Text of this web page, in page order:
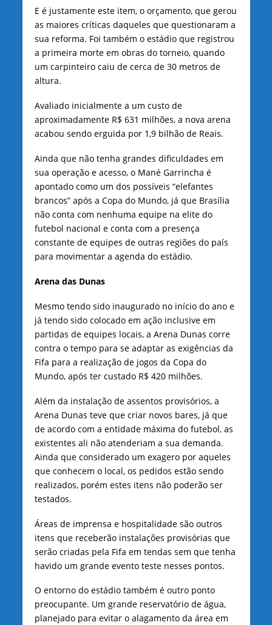
E é justamente este item, o orçamento, que gerou
as maiores críticas daqueles que questionaram a
sua reforma. Foi também o estádio que registrou
a primeira morte em obras do torneio, quando
um carpinteiro caiu de cerca de 30 metros de
altura.
Avaliado inicialmente a um custo de
aproximadamente R$ 631 milhões, a nova arena
acabou sendo erguida por 1,9 bilhão de Reais.
Ainda que não tenha grandes dificuldades em
sua operação e acesso, o Mané Garrincha é
apontado como um dos possíveis “elefantes
brancos” após a Copa do Mundo, já que Brasília
não conta com nenhuma equipe na elite do
futebol nacional e conta com a presença
constante de equipes de outras regiões do país
para movimentar a agenda do estádio.
Arena das Dunas
Mesmo tendo sido inaugurado no início do ano e
já tendo sido colocado em ação inclusive em
partidas de equipes locais, a Arena Dunas corre
contra o tempo para se adaptar as exigências da
Fifa para a realização de jogos da Copa do
Mundo, após ter custado R$ 420 milhões.
Além da instalação de assentos provisórios, a
Arena Dunas teve que criar novos bares, já que
de acordo com a entidade máxima do futebol, as
existentes ali não atenderiam a sua demanda.
Ainda que considerado um exagero por aqueles
que conhecem o local, os pedidos estão sendo
realizados, porém estes itens não poderão ser
testados.
Áreas de imprensa e hospitalidade são outros
itens que receberão instalações provisórias que
serão criadas pela Fifa em tendas sem que tenha
havido um grande evento teste nesses pontos.
O entorno do estádio também é outro ponto
preocupante. Um grande reservatório de água,
planejado para evitar o alagamento da área em